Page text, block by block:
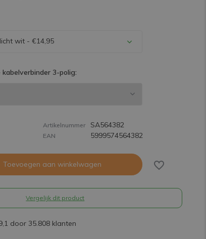
wit - €14,95
3-polig:
Artikelnummer SA564382
EAN 5999574564382
Toevoegen aan winkelwagen
Vergelijk dit product
door 35.808 klanten